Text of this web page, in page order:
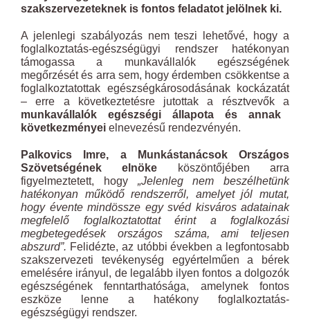
szakszervezeteknek is fontos feladatot jelölnek ki.
A jelenlegi szabályozás nem teszi lehetővé, hogy a
foglalkoztatás-egészségügyi rendszer hatékonyan
támogassa a munkavállalók egészségének
megőrzését és arra sem, hogy érdemben csökkentse a
foglalkoztatottak egészségkárosodásának kockázatát
– erre a következtetésre jutottak a résztvevők a
munkavállalók egészségi állapota és annak
következményei elnevezésű rendezvényén.
Palkovics Imre, a Munkástanácsok Országos
Szövetségének elnöke köszöntőjében arra
figyelmeztetett, hogy „Jelenleg nem beszélhetünk
hatékonyan működő rendszerről, amelyet jól mutat,
hogy évente mindössze egy svéd kisváros adatainak
megfelelő foglalkoztatottat érint a foglalkozási
megbetegedések országos száma, ami teljesen
abszurd”. Felidézte, az utóbbi években a legfontosabb
szakszervezeti tevékenység egyértelműen a bérek
emelésére irányul, de legalább ilyen fontos a dolgozók
egészségének fenntarthatósága, amelynek fontos
eszköze lenne a hatékony foglalkoztatás-
egészségügyi rendszer.